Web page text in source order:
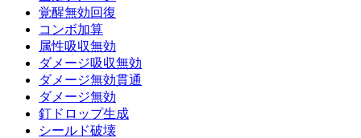
覚醒無効回復
コンボ加算
属性吸収無効
ダメージ吸収無効
ダメージ無効貫通
ダメージ無効
釘ドロップ生成
シールド破壊